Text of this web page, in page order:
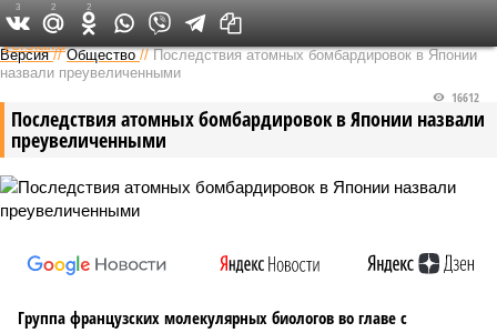
Федеральный выпуск
Версия //Общество //Последствия атомных бомбардировок в Японии
назвали преувеличенными
Последствия атомных бомбардировок в Японии назвали
преувеличенными
16612
Группа французских молекулярных биологов во главе с
3 2 2